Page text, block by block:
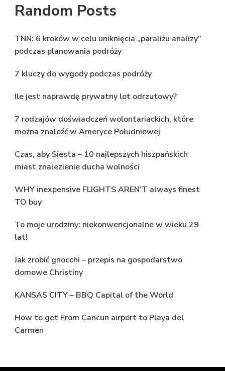
Random Posts
TNN: 6 kroków w celu uniknięcia „paraliżu analizy”
podczas planowania podróży
7 kluczy do wygody podczas podróży
Ile jest naprawdę prywatny lot odrzutowy?
7 rodzajów doświadczeń wolontariackich, które
można znaleźć w Ameryce Południowej
Czas, aby Siesta – 10 najlepszych hiszpańskich
miast znalezienie ducha wolności
WHY inexpensive FLIGHTS AREN’T always finest
TO buy
To moje urodziny: niekonwencjonalne w wieku 29
lat!
Jak zrobić gnocchi – przepis na gospodarstwo
domowe Christiny
KANSAS CITY – BBQ Capital of the World
How to get From Cancun airport to Playa del
Carmen